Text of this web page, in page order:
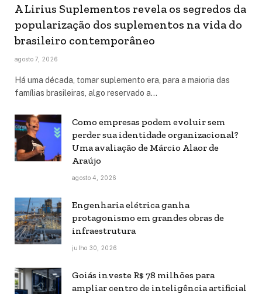
A Lirius Suplementos revela os segredos da
popularização dos suplementos na vida do
brasileiro contemporâneo
agosto 7, 2026
Há uma década, tomar suplemento era, para a maioria das
famílias brasileiras, algo reservado a…
Como empresas podem evoluir sem
perder sua identidade organizacional?
Uma avaliação de Márcio Alaor de
Araújo
agosto 4, 2026
Engenharia elétrica ganha
protagonismo em grandes obras de
infraestrutura
julho 30, 2026
Goiás investe R$ 78 milhões para
ampliar centro de inteligência artificial